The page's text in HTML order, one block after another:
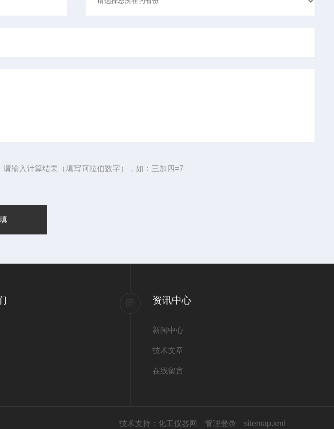
请输入计算结果（填写阿拉伯数字），如：三加四=7
资讯中心
新闻中心
技术文章
在线留言
技术支持： 化工仪器网 管理登录 sitemap.xml